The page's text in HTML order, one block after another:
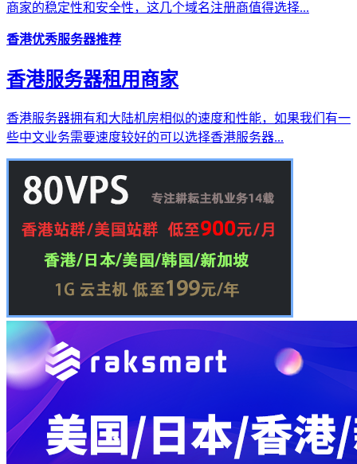
商家的稳定性和安全性，这几个域名注册商值得选择...
香港优秀服务器推荐
香港服务器租用商家
香港服务器拥有和大陆机房相似的速度和性能，如果我们有一
些中文业务需要速度较好的可以选择香港服务器...